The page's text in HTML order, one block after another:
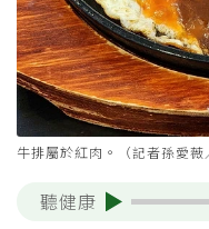
牛排屬於紅肉。（記者孫愛薇
聽健康